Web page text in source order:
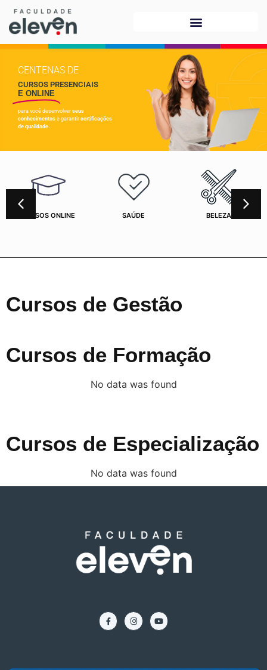
CENTENAS DE
CURSOS PRESENCIAIS
E ONLINE
para você desenvolver seus
conhecimentos e garantir certificações
de qualidade.
CURSOS ONLINE SAÚDE BELEZA
Cursos de Gestão
Cursos de Formação
No data was found
Cursos de Especialização
No data was found